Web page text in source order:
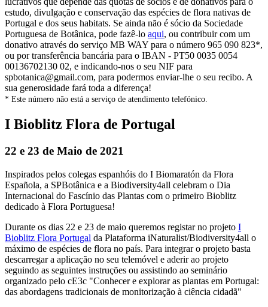
estudo, divulgação e conservação das espécies de flora nativas de
Portugal e dos seus habitats. Se ainda não é sócio da Sociedade
Portuguesa de Botânica, pode fazê-lo aqui, ou contribuir com um
donativo através do serviço MB WAY para o número 965 090 823*,
ou por transferência bancária para o IBAN - PT50 0035 0054
00136702130 02, e indicando-nos o seu NIF para
spbotanica@gmail.com, para podermos enviar-lhe o seu recibo. A
sua generosidade fará toda a diferença!
* Este número não está a serviço de atendimento telefónico.
I Bioblitz Flora de Portugal
22 e 23 de Maio de 2021
Inspirados pelos colegas espanhóis do I Biomaratón da Flora
Española, a SPBotânica e a Biodiversity4all celebram o Dia
Internacional do Fascínio das Plantas com o primeiro Bioblitz
dedicado à Flora Portuguesa!
Durante os dias 22 e 23 de maio queremos registar no projeto I
Bioblitz Flora Portugal da Plataforma iNaturalist/Biodiversity4all o
máximo de espécies de flora no país. Para integrar o projeto basta
descarregar a aplicação no seu telemóvel e aderir ao projeto
seguindo as seguintes instruções ou assistindo ao seminário
organizado pelo cE3c "Conhecer e explorar as plantas em Portugal:
das abordagens tradicionais de monitorização à ciência cidadã"